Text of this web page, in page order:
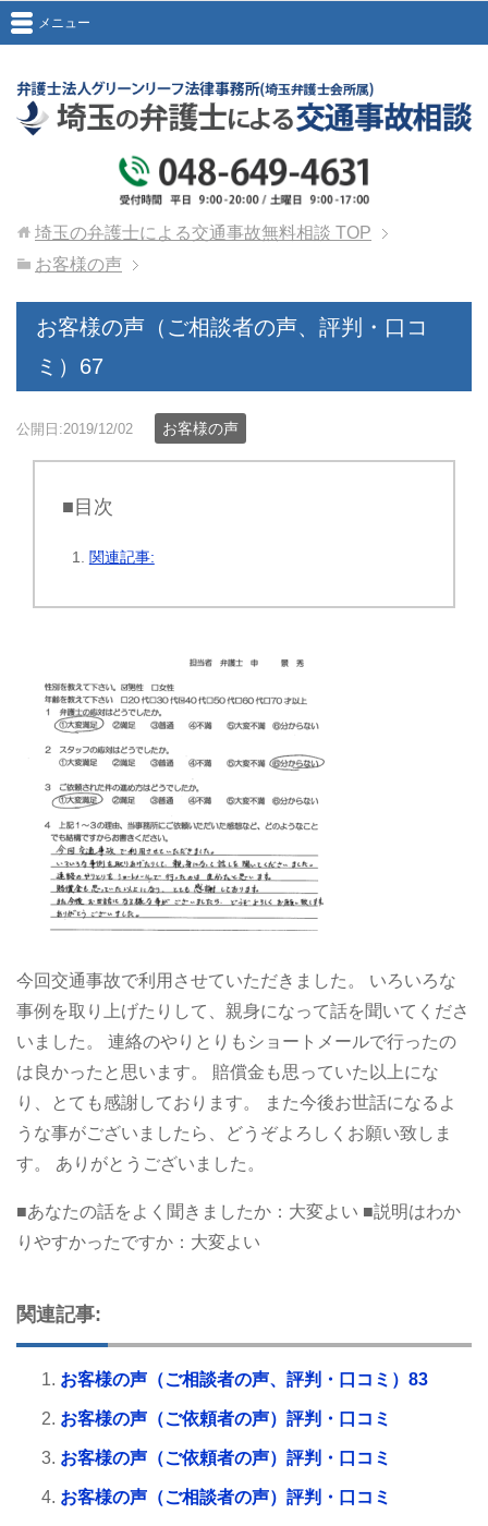
メニュー
埼玉の弁護士による交通事故無料相談 TOP
お客様の声
お客様の声（ご相談者の声、評判・口コ
ミ）67
公開日:2019/12/02 お客様の声
■目次
関連記事:
今回交通事故で利用させていただきました。
いろいろな
事例を取り上げたりして、親身になって話を聞いてくださ
いました。
連絡のやりとりもショートメールで行ったの
は良かったと思います。
賠償金も思っていた以上にな
り、とても感謝しております。
また今後お世話になるよ
うな事がございましたら、どうぞよろしくお願い致しま
す。
ありがとうございました。
■あなたの話をよく聞きましたか：大変よい ■説明はわか
りやすかったですか：大変よい
関連記事:
お客様の声（ご相談者の声、評判・口コミ）83
お客様の声（ご依頼者の声）評判・口コミ
お客様の声（ご依頼者の声）評判・口コミ
お客様の声（ご相談者の声）評判・口コミ